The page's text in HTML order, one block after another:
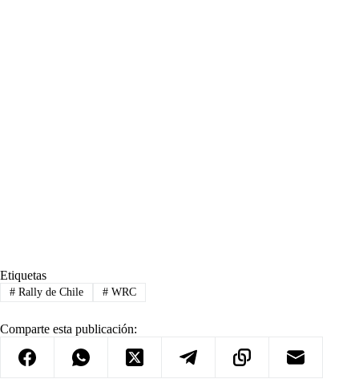
Etiquetas
#Rally de Chile #WRC
Comparte esta publicación: